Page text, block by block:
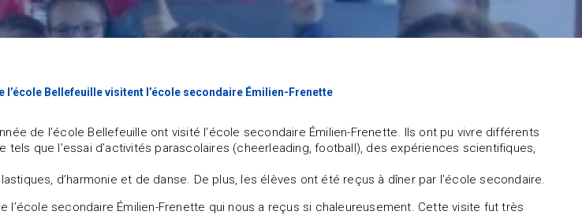
l’école Bellefeuille visitent l’école secondaire Émilien-Frenette
de l’école Bellefeuille ont visité l’école secondaire Émilien-Frenette. Ils ont pu vivre différents
tels que l’essai d’activités parascolaires (cheerleading, football), des expériences scientifiques,
d’harmonie et de danse. De plus, les élèves ont été reçus à dîner par l’école secondaire.
l’école secondaire Émilien-Frenette qui nous a reçus si chaleureusement. Cette visite fut très